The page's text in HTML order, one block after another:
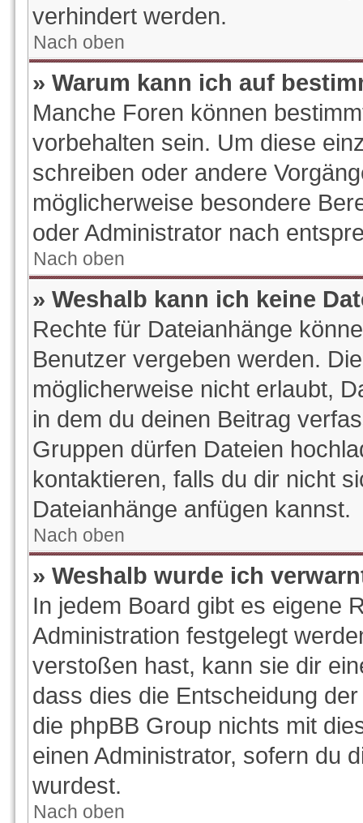
verhindert werden.
Nach oben
» Warum kann ich auf
Manche Foren können
vorbehalten sein. Um diese
schreiben oder andere
möglicherweise besondere
oder Administrator nach
Nach oben
» Weshalb kann ich keine
Rechte für Dateianhänge
Benutzer vergeben werden.
möglicherweise nicht erlaubt,
in dem du deinen Beitrag
Gruppen dürfen Dateien
kontaktieren, falls du dir nicht
Dateianhänge anfügen kannst.
Nach oben
» Weshalb wurde ich
In jedem Board gibt es eigene
Administration festgelegt
verstoßen hast, kann sie dir
dass dies die Entscheidung
die phpBB Group nichts mit
einen Administrator, sofern du
wurdest.
Nach oben